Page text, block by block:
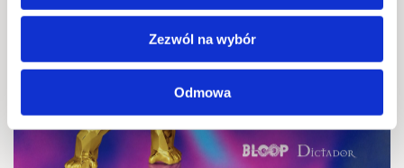
Zezwól na wybór
Odmowa
21